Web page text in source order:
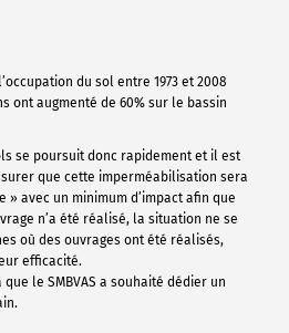
du sol entre 1973 et 2008
ont augmenté de 60% sur le bassin
se poursuit donc rapidement et il est
que cette imperméabilisation sera
» avec un minimum d’impact afin que
n’a été réalisé, la situation ne se
où des ouvrages ont été réalisés,
efficacité.
que le SMBVAS a souhaité dédier un